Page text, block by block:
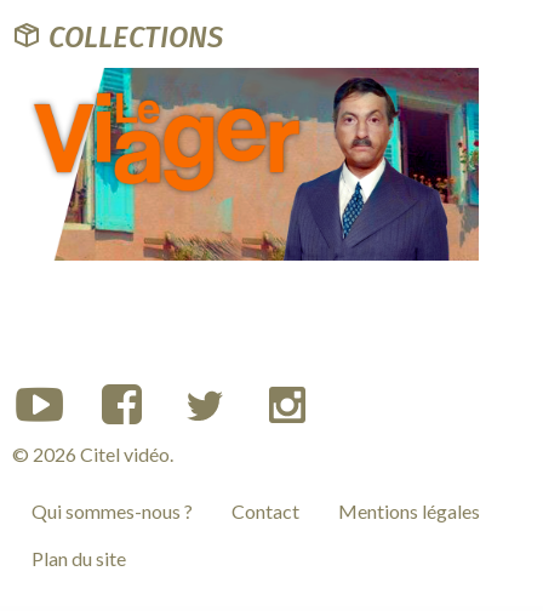
COLLECTIONS
© 2026 Citel vidéo.
Qui sommes-nous ? Contact Mentions légales
Plan du site